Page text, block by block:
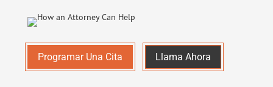
Programar Una Cita Llama Ahora